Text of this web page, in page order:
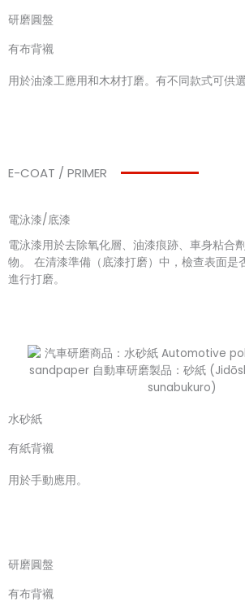
研磨圓盤
有布背襯
用於油漆工應用和木材打磨。有不同款式可供選
E-COAT / PRIMER
電泳漆/底漆
電泳漆用於去除氧化層、油漆痕跡、車身粘合
物。 在清漆準備（底漆打磨）中，檢查表面是
進行打磨。
水砂紙
有紙背襯
用於手動應用。
研磨圓盤
有布背襯